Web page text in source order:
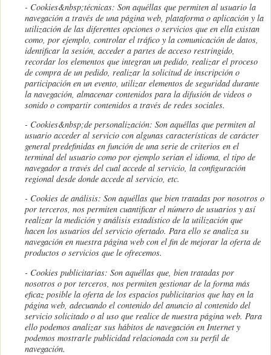
- Cookies&nbsp;técnicas: Son aquéllas que permiten al usuario la
navegación a través de una página web, plataforma o aplicación y la
utilización de las diferentes opciones o servicios que en ella existan
como, por ejemplo, controlar el tráfico y la comunicación de datos,
identificar la sesión, acceder a partes de acceso restringido,
recordar los elementos que integran un pedido, realizar el proceso
de compra de un pedido, realizar la solicitud de inscripción o
participación en un evento, utilizar elementos de seguridad durante
la navegación, almacenar contenidos para la difusión de videos o
sonido o compartir contenidos a través de redes sociales.
- Cookies&nbsp;de personalización: Son aquéllas que permiten al
usuario acceder al servicio con algunas características de carácter
general predefinidas en función de una serie de criterios en el
terminal del usuario como por ejemplo serian el idioma, el tipo de
navegador a través del cual accede al servicio, la configuración
regional desde donde accede al servicio, etc.
- Cookies de análisis: Son aquéllas que bien tratadas por nosotros o
por terceros, nos permiten cuantificar el número de usuarios y así
realizar la medición y análisis estadístico de la utilización que
hacen los usuarios del servicio ofertado. Para ello se analiza su
navegación en nuestra página web con el fin de mejorar la oferta de
productos o servicios que le ofrecemos.
- Cookies publicitarias: Son aquéllas que, bien tratadas por
nosotros o por terceros, nos permiten gestionar de la forma más
eficaz posible la oferta de los espacios publicitarios que hay en la
página web, adecuando el contenido del anuncio al contenido del
servicio solicitado o al uso que realice de nuestra página web. Para
ello podemos analizar sus hábitos de navegación en Internet y
podemos mostrarle publicidad relacionada con su perfil de
navegación.